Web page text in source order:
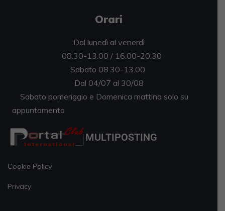
Orari
Dal lunedì al venerdì
08.30-13.00 / 16.00-20.30
Sabato 08.30-13.00
Dal 04/07 al 30/08
Sabato pomeriggio e Domenica mattina solo su
appuntamento
MULTIPOSTING
Cookie Policy
Privacy